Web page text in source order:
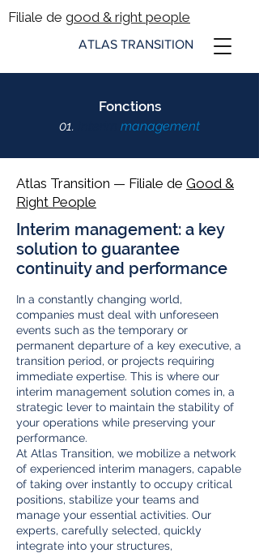
ATLAS TRANSITION
Filiale de good & right people
Fonctions
01. management
Atlas Transition — Filiale de Good &
Right People
Interim management: a key
solution to guarantee
continuity and performance
In a constantly changing world,
companies must deal with unforeseen
events such as the temporary or
permanent departure of a key executive, a
transition period, or projects requiring
immediate expertise. This is where our
interim management solution comes in, a
strategic lever to maintain the stability of
your operations while preserving your
performance.
At Atlas Transition, we mobilize a network
of experienced interim managers, capable
of taking over instantly to occupy critical
positions, stabilize your teams and
manage your essential activities. Our
experts, carefully selected, quickly
integrate into your structures,